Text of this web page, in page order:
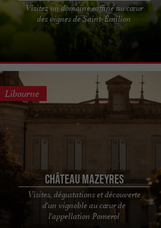
Visitez un domaine raffiné au cœur
des vignes de Saint-Émilion
Château La Rose Pourret, une immersion
privilégiée au cœur d’un élégant domaine à Saint-
Château Mazeyres
Visites, dégustations et découverte
d'un vignoble au cœur de
l'appellation Pomerol
Libourne
Château Mazeyres, un domaine authentique et
respectueux de l’environnement Aux portes de